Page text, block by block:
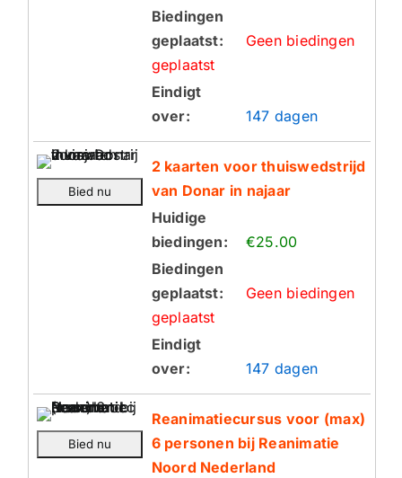
Biedingen
geplaatst:
Geen biedingen
geplaatst
Eindigt
over:
147 dagen
2 kaarten voor thuiswedstrijd
van Donar in najaar
Huidige
biedingen:
€25.00
Biedingen
geplaatst:
Geen biedingen
geplaatst
Eindigt
over:
147 dagen
Reanimatiecursus voor (max)
6 personen bij Reanimatie
Noord Nederland